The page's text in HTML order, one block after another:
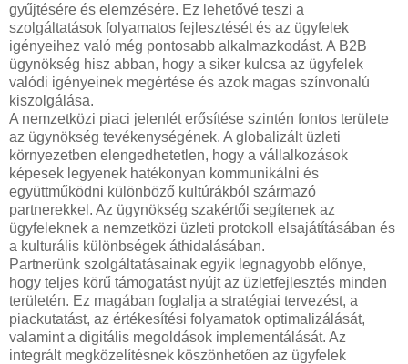
gyűjtésére és elemzésére. Ez lehetővé teszi a
szolgáltatások folyamatos fejlesztését és az ügyfelek
igényeihez való még pontosabb alkalmazkodást. A B2B
ügynökség hisz abban, hogy a siker kulcsa az ügyfelek
valódi igényeinek megértése és azok magas színvonalú
kiszolgálása.
A nemzetközi piaci jelenlét erősítése szintén fontos területe
az ügynökség tevékenységének. A globalizált üzleti
környezetben elengedhetetlen, hogy a vállalkozások
képesek legyenek hatékonyan kommunikálni és
együttműködni különböző kultúrákból származó
partnerekkel. Az ügynökség szakértői segítenek az
ügyfeleknek a nemzetközi üzleti protokoll elsajátításában és
a kulturális különbségek áthidalásában.
Partnerünk szolgáltatásainak egyik legnagyobb előnye,
hogy teljes körű támogatást nyújt az üzletfejlesztés minden
területén. Ez magában foglalja a stratégiai tervezést, a
piackutatást, az értékesítési folyamatok optimalizálását,
valamint a digitális megoldások implementálását. Az
integrált megközelítésnek köszönhetően az ügyfelek